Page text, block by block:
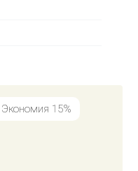
Экономия 15%